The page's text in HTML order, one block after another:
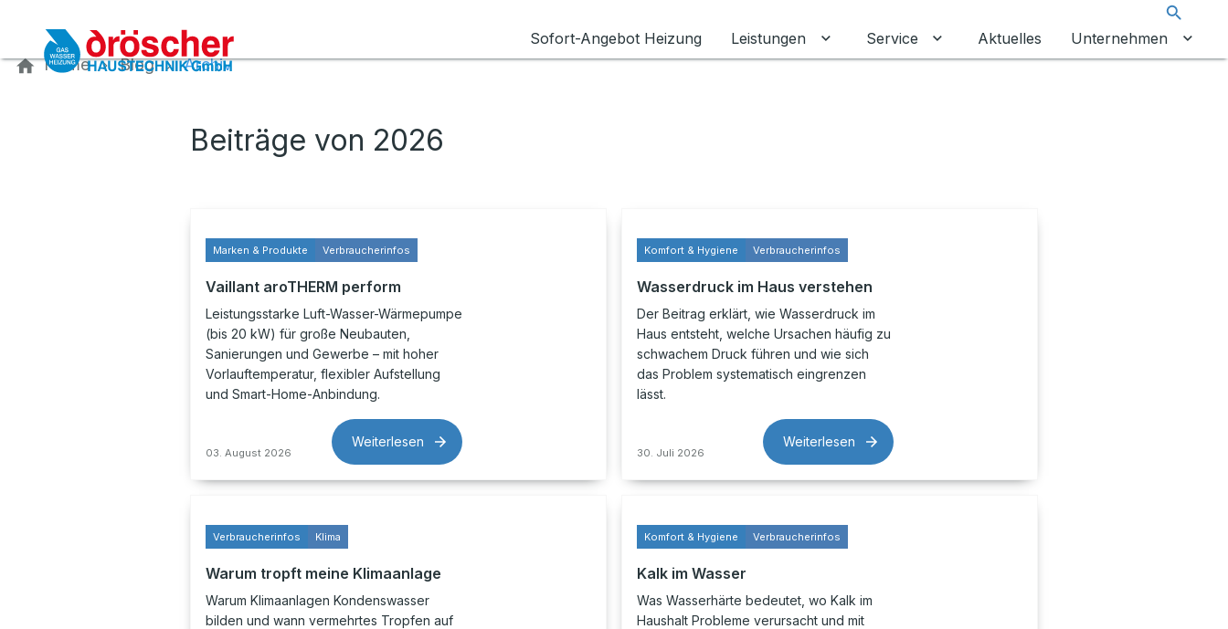
Sofort-Angebot Heizung
Leistungen Untermenü für Leistungen umschalten
Service Untermenü für Service umschalten
Aktuelles Unternehmen
Home Blog Archiv
Beiträge von 2026
Marken & Produkte Verbraucherinfos
Vaillant aroTHERM perform
Leistungsstarke Luft-Wasser-Wärmepumpe
(bis 20 kW) für große Neubauten,
Sanierungen und Gewerbe – mit hoher
Vorlauftemperatur, flexibler Aufstellung
und Smart-Home-Anbindung.
03. August 2026
Weiterlesen
Komfort & Hygiene Verbraucherinfos
Wasserdruck im Haus verstehen
Der Beitrag erklärt, wie Wasserdruck im
Haus entsteht, welche Ursachen häufig zu
schwachem Druck führen und wie sich
das Problem systematisch eingrenzen
lässt.
30. Juli 2026
Weiterlesen
Verbraucherinfos Klima
Warum tropft meine Klimaanlage
Warum Klimaanlagen Kondenswasser
bilden und wann vermehrtes Tropfen auf
Komfort & Hygiene Verbraucherinfos
Kalk im Wasser
Was Wasserhärte bedeutet, wo Kalk im
Haushalt Probleme verursacht und mit